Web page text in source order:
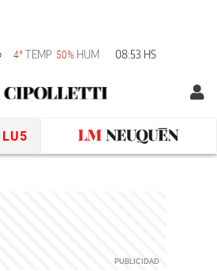
4° TEMP 50% HUM 08:53 HS
LU5